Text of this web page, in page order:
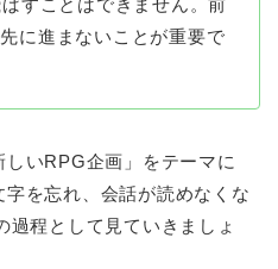
に進まないことが重要で
いRPG企画」をテーマに
字を忘れ、会話が読めなくな
過程として見ていきましょ